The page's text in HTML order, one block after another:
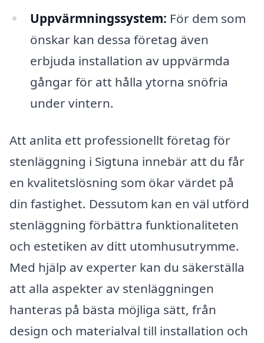
Uppvärmningssystem: För dem som
önskar kan dessa företag även
erbjuda installation av uppvärmda
gångar för att hålla ytorna snöfria
under vintern.
Att anlita ett professionellt företag för
stenläggning i Sigtuna innebär att du får
en kvalitetslösning som ökar värdet på
din fastighet. Dessutom kan en väl utförd
stenläggning förbättra funktionaliteten
och estetiken av ditt utomhusutrymme.
Med hjälp av experter kan du säkerställa
att alla aspekter av stenläggningen
hanteras på bästa möjliga sätt, från
design och materialval till installation och